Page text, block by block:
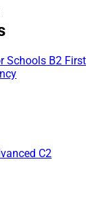
Schools B2 First
C2